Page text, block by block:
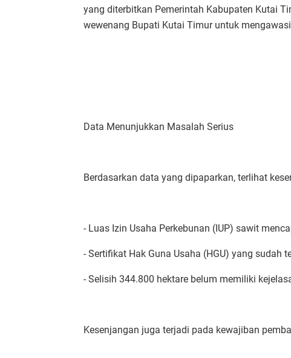
yang diterbitkan Pemerintah Kabupaten Kutai
wewenang Bupati Kutai Timur untuk
Data Menunjukkan Masalah Serius
Berdasarkan data yang dipaparkan, terlihat
- Luas Izin Usaha Perkebunan (IUP) sawit
- Sertifikat Hak Guna Usaha (HGU) yang sudah
- Selisih 344.800 hektare belum memiliki
Kesenjangan juga terjadi pada kewajiban